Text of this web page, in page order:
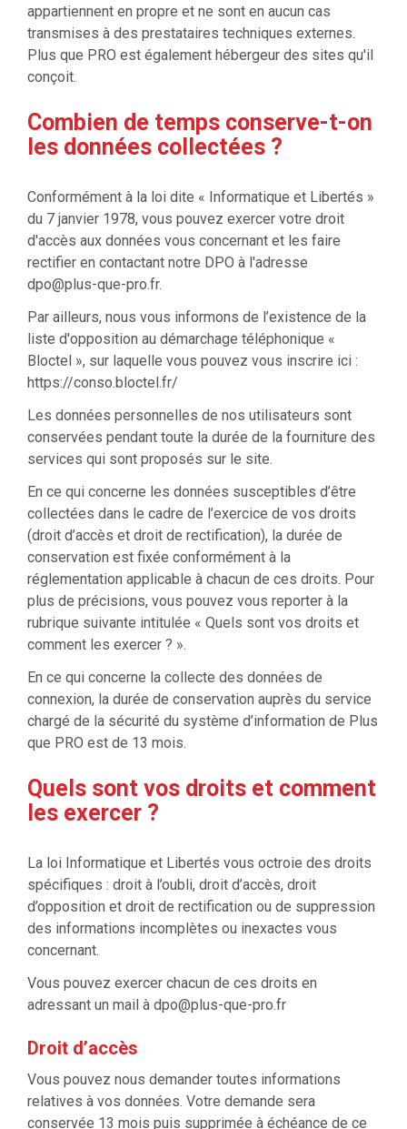
appartiennent en propre et ne sont en aucun cas
transmises à des prestataires techniques externes.
Plus que PRO est également hébergeur des sites qu'il
conçoit.
Combien de temps conserve-t-on
les données collectées ?
Conformément à la loi dite « Informatique et Libertés »
du 7 janvier 1978, vous pouvez exercer votre droit
d'accès aux données vous concernant et les faire
rectifier en contactant notre DPO à l'adresse
dpo@plus-que-pro.fr.
Par ailleurs, nous vous informons de l’existence de la
liste d'opposition au démarchage téléphonique «
Bloctel », sur laquelle vous pouvez vous inscrire ici :
https://conso.bloctel.fr/
Les données personnelles de nos utilisateurs sont
conservées pendant toute la durée de la fourniture des
services qui sont proposés sur le site.
En ce qui concerne les données susceptibles d’être
collectées dans le cadre de l’exercice de vos droits
(droit d’accès et droit de rectification), la durée de
conservation est fixée conformément à la
réglementation applicable à chacun de ces droits. Pour
plus de précisions, vous pouvez vous reporter à la
rubrique suivante intitulée « Quels sont vos droits et
comment les exercer ? ».
En ce qui concerne la collecte des données de
connexion, la durée de conservation auprès du service
chargé de la sécurité du système d’information de Plus
que PRO est de 13 mois.
Quels sont vos droits et comment
les exercer ?
La loi Informatique et Libertés vous octroie des droits
spécifiques : droit à l’oubli, droit d’accès, droit
d’opposition et droit de rectification ou de suppression
des informations incomplètes ou inexactes vous
concernant.
Vous pouvez exercer chacun de ces droits en
adressant un mail à dpo@plus-que-pro.fr
Droit d’accès
Vous pouvez nous demander toutes informations
relatives à vos données. Votre demande sera
conservée 13 mois puis supprimée à échéance de ce